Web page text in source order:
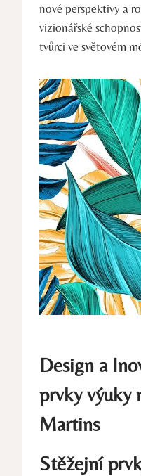
nové perspektivy a
vizionářské
tvůrci ​ve ⁣světovém
Design a
prvky výuky
Martins
Stěžejní